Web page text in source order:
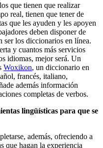
que tienen que realizar
real, tienen que tener de
que les ayuden y les apoyen
deben disponer de
ser los diccionarios en línea.
y cuantos más servicios
idiomas, mejor será. Un
Woxikon, un diccionario en
francés, italiano,
además información
completas de verbos.
lingüísticas para que se
además, ofreciendo a
que hagan la experiencia